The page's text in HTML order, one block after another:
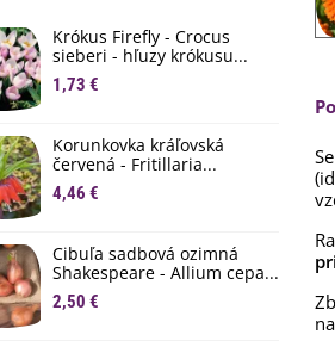
Krókus Firefly - Crocus
sieberi - hľuzy krókusu...
1,73 €
Korunkovka kráľovská
červená - Fritillaria...
4,46 €
Cibuľa sadbová ozimná
Shakespeare - Allium cepa...
2,50 €